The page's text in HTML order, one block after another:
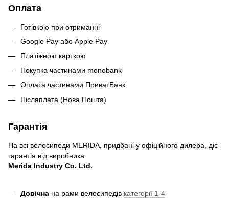
Оплата
Готівкою при отриманні
Google Pay або Apple Pay
Платіжною карткою
Покупка частинами monobank
Оплата частинами ПриватБанк
Післяплата (Нова Пошта)
Гарантія
На всі велосипеди MERIDA, придбані у офіційного дилера, діє
гарантія від виробника
Merida Industry Co. Ltd.
Довічна на рами велосипедів категорії 1-4